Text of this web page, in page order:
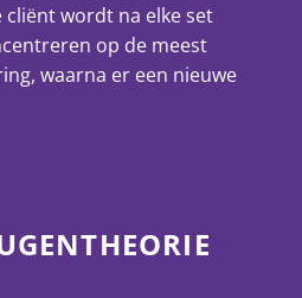
wordt na elke set
op de meest
waarna er een nieuwe